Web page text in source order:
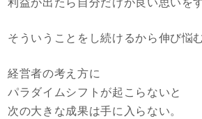
そういうことをし続けるから伸び悩
経営者の考え方に
パラダイムシフトが起こらないと
次の大きな成果は手に入らない。